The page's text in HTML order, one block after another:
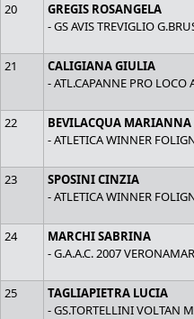
20
GREGIS ROSANGELA
- GS AVIS TREVIGLIO
21
CALIGIANA GIULIA
- ATL.CAPANNE PRO LOCO
22
BEVILACQUA MARIANNA
- ATLETICA WINNER
23
SPOSINI CINZIA
- ATLETICA WINNER
24
MARCHI SABRINA
- G.A.A.C. 2007
25
TAGLIAPIETRA LUCIA
- GS.TORTELLINI VOLTAN